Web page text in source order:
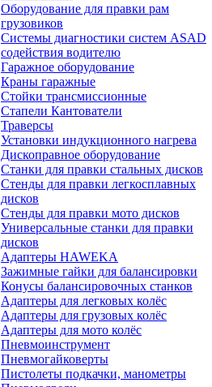
Оборудование для правки рам
грузовиков
Системы диагностики систем ASAD
содействия водителю
Гаражное оборудование
Краны гаражные
Стойки трансмиссионные
Стапели Кантователи
Траверсы
Установки индукционного нагрева
Дископравное оборудование
Станки для правки стальных дисков
Стенды для правки легкосплавных
дисков
Стенды для правки мото дисков
Универсальные станки для правки
дисков
Адаптеры HAWEKA
Зажимные гайки для балансировки
Конусы балансировочных станков
Адаптеры для легковых колёс
Адаптеры для грузовых колёс
Адаптеры для мото колёс
Пневмоинструмент
Пневмогайковерты
Пистолеты подкачки, манометры